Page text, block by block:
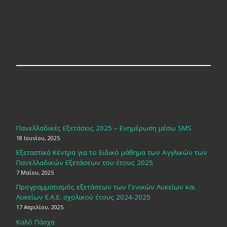
Πανελλαδικές Εξετάσεις 2025 – Ενημέρωση μέσω SMS
18 Ιουνίου, 2025
Εξεταστικά Κέντρα για το Ειδικό μάθημα των Αγγλικών των
Πανελλαδικών Εξετάσεων του έτους 2025
7 Μαΐου, 2025
Προγραμματισμός εξετάσεων των Γενικών Λυκείων και
Λυκείων Ε.Α.Ε. σχολικού έτους 2024-2025
17 Απριλίου, 2025
Καλό Πάσχα